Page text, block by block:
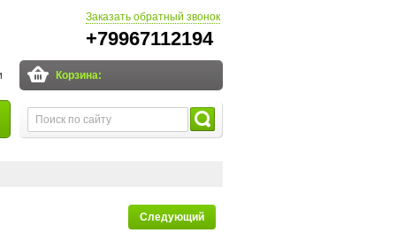
Заказать обратный звонок
+79967112194
Корзина:
Следующий